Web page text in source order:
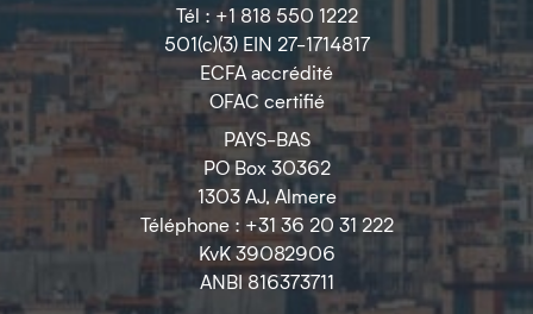
Tél : +1 818 550 1222
501(c)(3) EIN 27-1714817
ECFA accrédité
OFAC certifié
PAYS-BAS
PO Box 30362
1303 AJ, Almere
Téléphone : +31 36 20 31 222
KvK 39082906
ANBI 816373711